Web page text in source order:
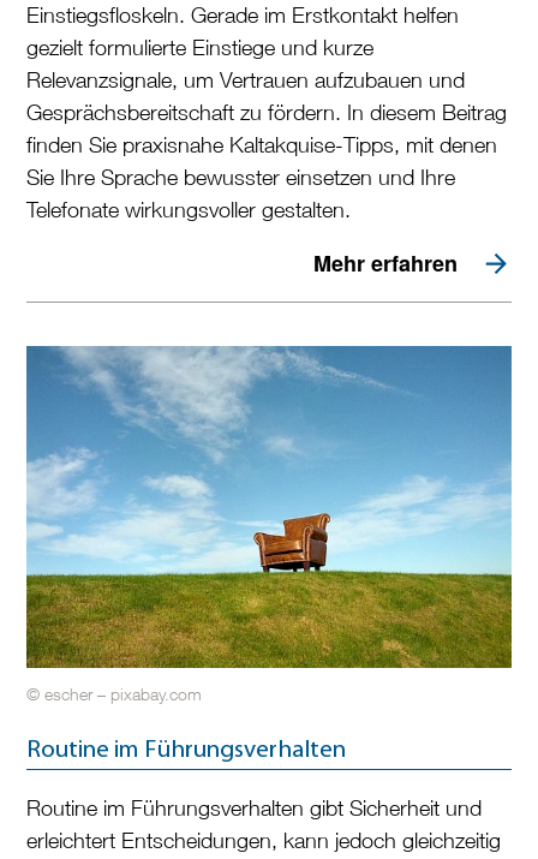
Einstiegsfloskeln. Gerade im Erstkontakt helfen
gezielt formulierte Einstiege und kurze
Relevanzsignale, um Vertrauen aufzubauen und
Gesprächsbereitschaft zu fördern. In diesem Beitrag
finden Sie praxisnahe Kaltakquise-Tipps, mit denen
Sie Ihre Sprache bewusster einsetzen und Ihre
Telefonate wirkungsvoller gestalten.
Mehr erfahren
© escher – pixabay.com
Routine im Führungsverhalten
Routine im Führungsverhalten gibt Sicherheit und
erleichtert Entscheidungen, kann jedoch gleichzeitig